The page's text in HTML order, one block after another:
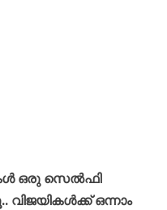
ഒരു സെൽഫി
ഒന്നാം